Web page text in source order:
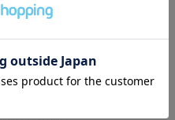
ニット/3色
LUXE／R(ラグジュ)クルーネック
¥9,790(税込)